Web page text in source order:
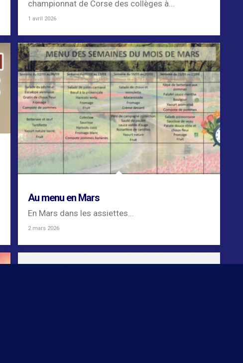
championnat de Corse des collèges à...
1 avril 2026
Au menu en Mars
En Mars dans les assiettes...
2 mars 2026